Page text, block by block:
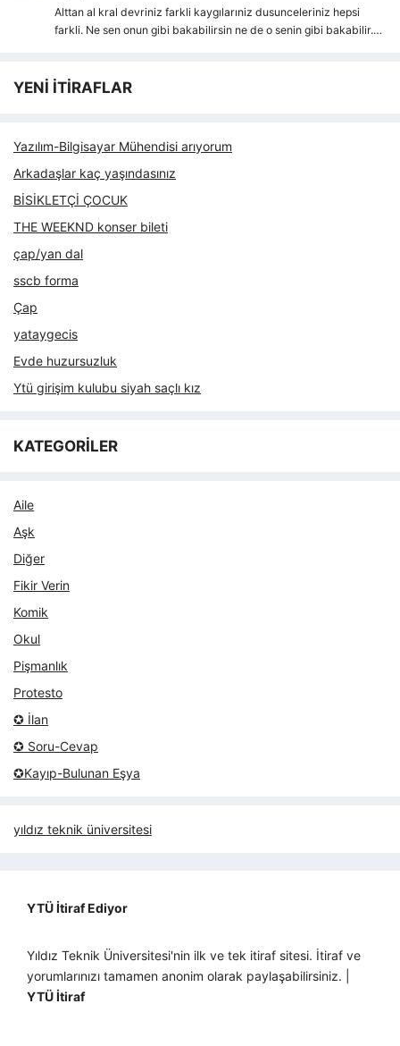
Alttan al kral devriniz farkli kaygılarıniz dusunceleriniz hepsi
farkli. Ne sen onun gibi bakabilirsin ne de o senin gibi bakabilir.…
YENİ İTİRAFLAR
Yazılım-Bilgisayar Mühendisi arıyorum
Arkadaşlar kaç yaşındasınız
BİSİKLETÇİ ÇOCUK
THE WEEKND konser bileti
çap/yan dal
sscb forma
Çap
yataygecis
Evde huzursuzluk
Ytü girişim kulubu siyah saçlı kız
KATEGORİLER
Aile
Aşk
Diğer
Fikir Verin
Komik
Okul
Pişmanlık
Protesto
✪ İlan
✪ Soru-Cevap
✪Kayıp-Bulunan Eşya
yıldız teknik üniversitesi
YTÜ İtiraf Ediyor
Yıldız Teknik Üniversitesi'nin ilk ve tek itiraf sitesi. İtiraf ve
yorumlarınızı tamamen anonim olarak paylaşabilirsiniz. |
YTÜ İtiraf